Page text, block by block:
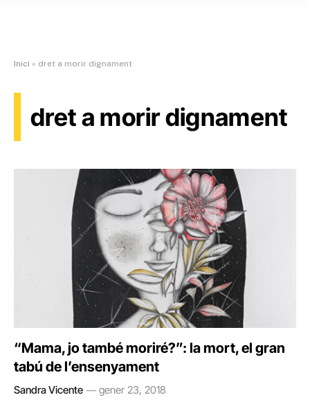
Inici » dret a morir dignament
dret a morir dignament
“Mama, jo també moriré?”: la mort, el gran
tabú de l’ensenyament
Sandra Vicente gener 23, 2018